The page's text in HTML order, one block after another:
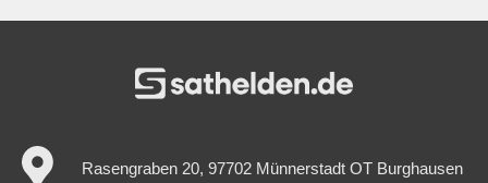
Rasengraben 20, 97702 Münnerstadt OT Burghausen